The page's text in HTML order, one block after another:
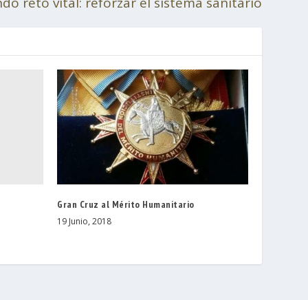
Gran Cruz al Mérito Humanitario
19 Junio, 2018